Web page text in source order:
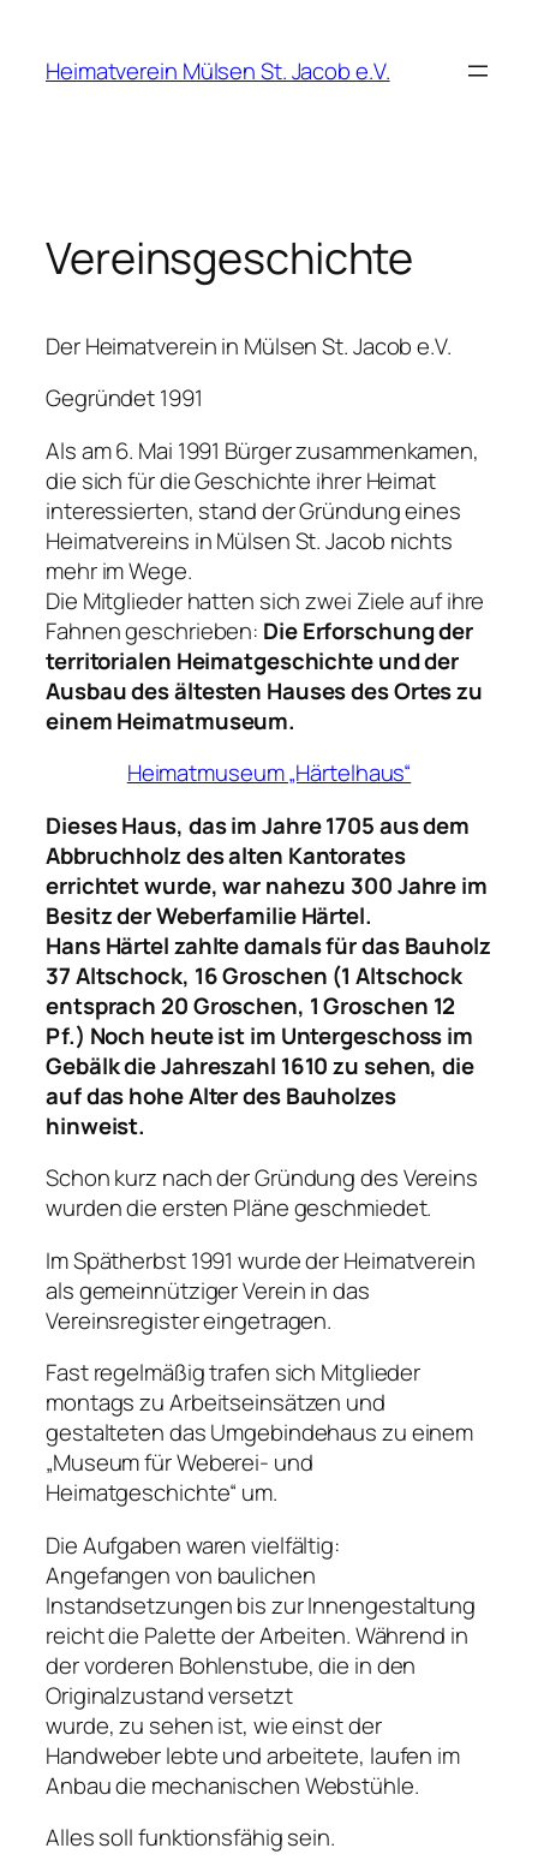
springen
Heimatverein Mülsen St. Jacob e.V.
Vereinsgeschichte
Der Heimatverein in Mülsen St. Jacob e.V.
Gegründet 1991
Als am 6. Mai 1991 Bürger zusammenkamen,
die sich für die Geschichte ihrer Heimat
interessierten, stand der Gründung eines
Heimatvereins in Mülsen St. Jacob nichts
mehr im Wege.
Die Mitglieder hatten sich zwei Ziele auf ihre
Fahnen geschrieben: Die Erforschung der
territorialen Heimatgeschichte und der
Ausbau des ältesten Hauses des Ortes zu
einem Heimatmuseum.
Heimatmuseum „Härtelhaus“
Dieses Haus, das im Jahre 1705 aus dem
Abbruchholz des alten Kantorates
errichtet wurde, war nahezu 300 Jahre im
Besitz der Weberfamilie Härtel.
Hans Härtel zahlte damals für das Bauholz
37 Altschock, 16 Groschen (1 Altschock
entsprach 20 Groschen, 1 Groschen 12
Pf.) Noch heute ist im Untergeschoss im
Gebälk die Jahreszahl 1610 zu sehen, die
auf das hohe Alter des Bauholzes
hinweist.
Schon kurz nach der Gründung des Vereins
wurden die ersten Pläne geschmiedet.
Im Spätherbst 1991 wurde der Heimatverein
als gemeinnütziger Verein in das
Vereinsregister eingetragen.
Fast regelmäßig trafen sich Mitglieder
montags zu Arbeitseinsätzen und
gestalteten das Umgebindehaus zu einem
„Museum für Weberei- und
Heimatgeschichte“ um.
Die Aufgaben waren vielfältig:
Angefangen von baulichen
Instandsetzungen bis zur Innengestaltung
reicht die Palette der Arbeiten. Während in
der vorderen Bohlenstube, die in den
Originalzustand versetzt
wurde, zu sehen ist, wie einst der
Handweber lebte und arbeitete, laufen im
Anbau die mechanischen Webstühle.
Alles soll funktionsfähig sein.